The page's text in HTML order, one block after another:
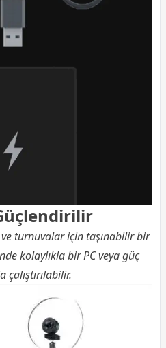
ve turnuvalar için taşınabilir bir
kolaylıkla bir PC veya güç
çalıştırılabilir.